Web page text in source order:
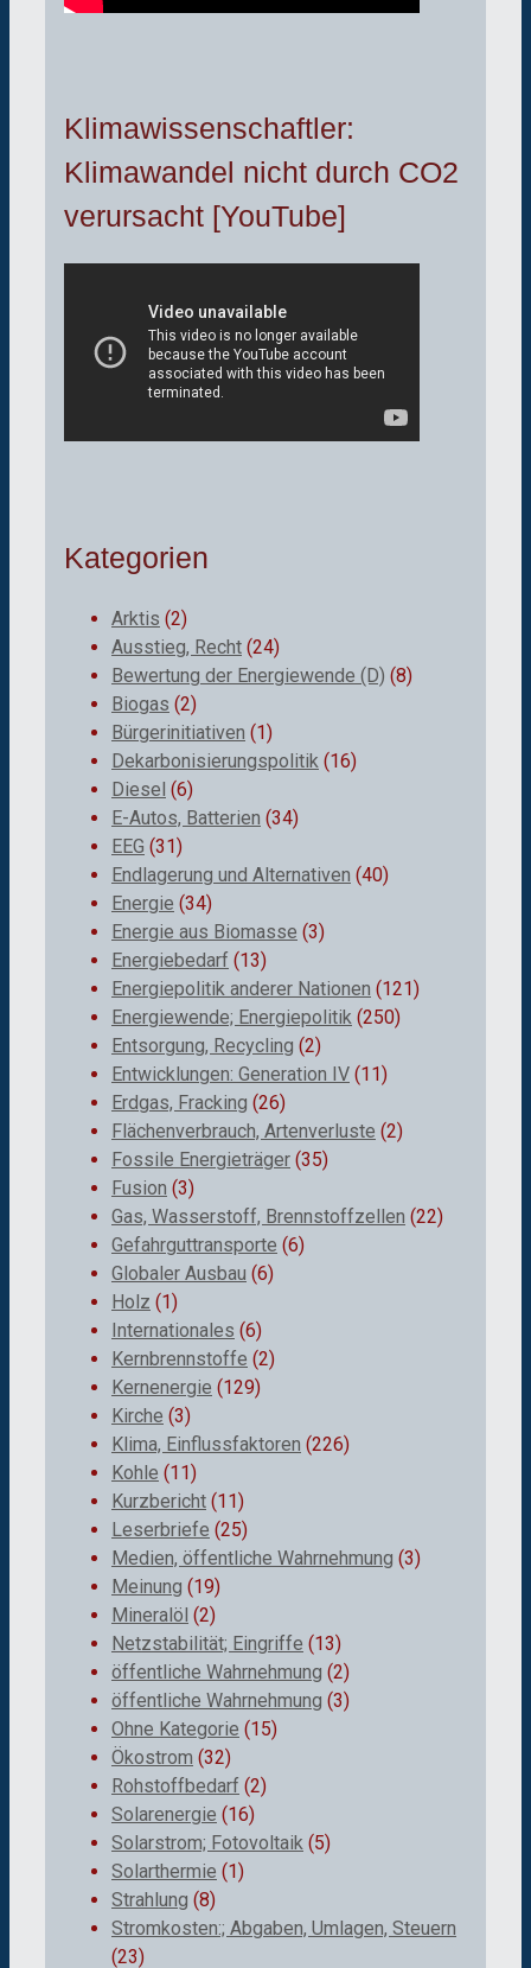
Klimawissenschaftler:
Klimawandel nicht durch CO2
verursacht [YouTube]
Kategorien
Arktis (2)
Ausstieg, Recht (24)
Bewertung der Energiewende (D) (8)
Biogas (2)
Bürgerinitiativen (1)
Dekarbonisierungspolitik (16)
Diesel (6)
E-Autos, Batterien (34)
EEG (31)
Endlagerung und Alternativen (40)
Energie (34)
Energie aus Biomasse (3)
Energiebedarf (13)
Energiepolitik anderer Nationen (121)
Energiewende; Energiepolitik (250)
Entsorgung, Recycling (2)
Entwicklungen: Generation IV (11)
Erdgas, Fracking (26)
Flächenverbrauch, Artenverluste (2)
Fossile Energieträger (35)
Fusion (3)
Gas, Wasserstoff, Brennstoffzellen (22)
Gefahrguttransporte (6)
Globaler Ausbau (6)
Holz (1)
Internationales (6)
Kernbrennstoffe (2)
Kernenergie (129)
Kirche (3)
Klima, Einflussfaktoren (226)
Kohle (11)
Kurzbericht (11)
Leserbriefe (25)
Medien, öffentliche Wahrnehmung (3)
Meinung (19)
Mineralöl (2)
Netzstabilität; Eingriffe (13)
öffentliche Wahrnehmung (2)
öffentliche Wahrnehmung (3)
Ohne Kategorie (15)
Ökostrom (32)
Rohstoffbedarf (2)
Solarenergie (16)
Solarstrom; Fotovoltaik (5)
Solarthermie (1)
Strahlung (8)
Stromkosten:; Abgaben, Umlagen, Steuern
(23)